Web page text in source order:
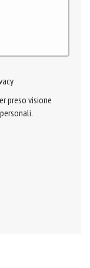
preso visione